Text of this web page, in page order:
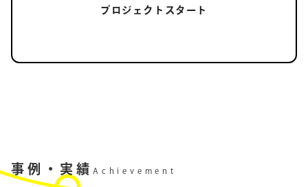
プロジェクトスタート
事例・実績 Achievement